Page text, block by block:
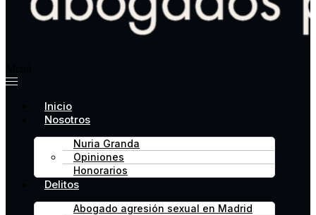
Inicio
Nosotros
Nuria Granda
Opiniones
Honorarios
Delitos
Abogado agresión sexual en Madrid